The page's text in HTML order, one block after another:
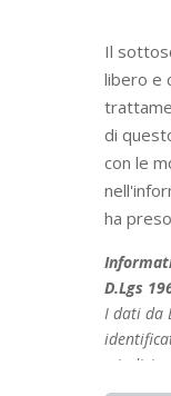
Il
libero e
di
con le
ha
D.Lgs
I dati da
e